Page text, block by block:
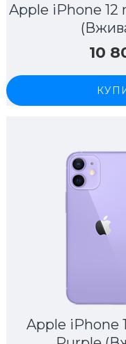
Apple iPhone 12
10
Apple iPhone